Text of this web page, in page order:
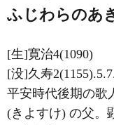
ふじわらのあ
[生]寛治4(1090)
[没]久寿
平安時代後期の歌
(きよすけ) の父。